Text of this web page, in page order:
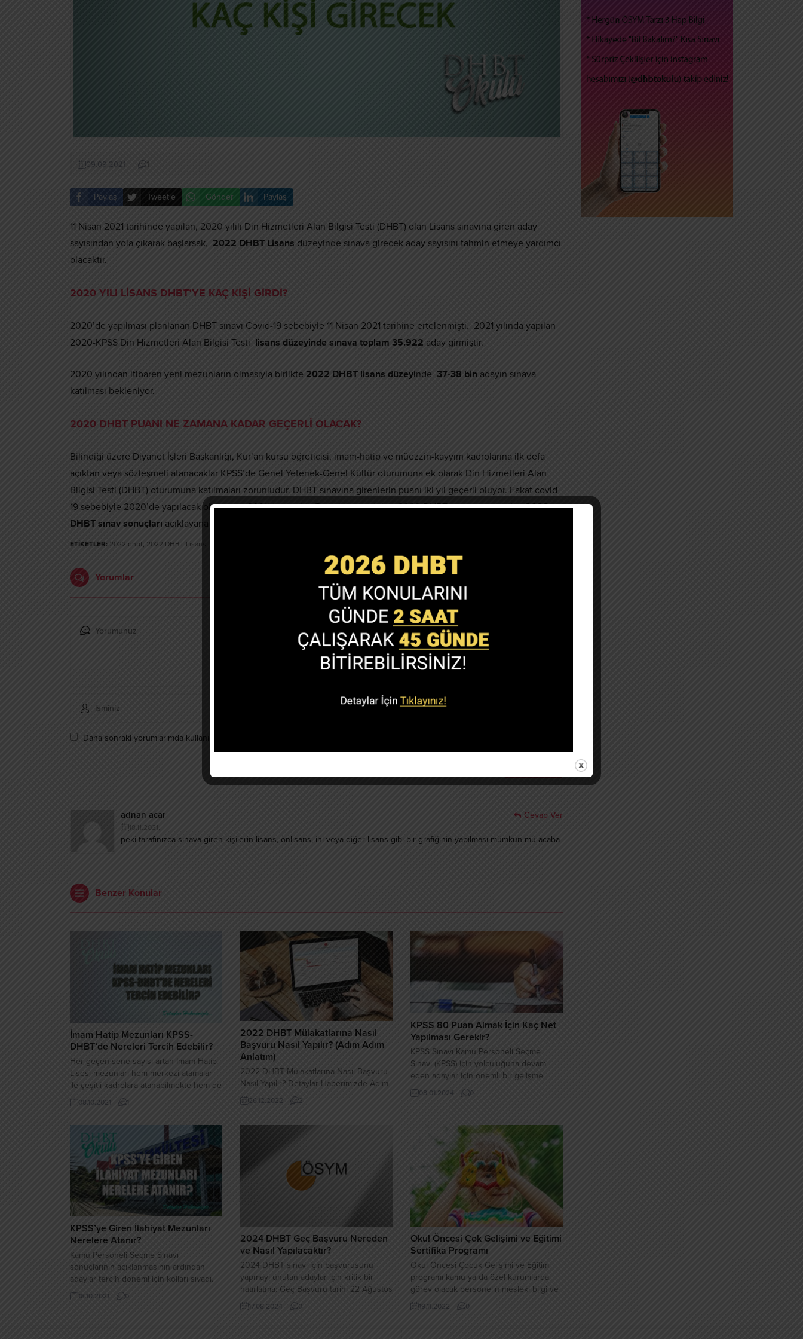
09.09.2021 1
Paylaş Tweetle Gönder Paylaş
11 Nisan 2021 tarihinde yapılan, 2020 yılılı Din Hizmetleri Alan Bilgisi Testi (DHBT) olan Lisans sınavına giren aday
sayısından yola çıkarak başlarsak, 2022 DHBT Lisans düzeyinde sınava girecek aday sayısını tahmin etmeye yardımcı
olacaktır.
2020 YILI LİSANS DHBT’YE KAÇ KİŞİ GİRDİ?
2020’de yapılması planlanan DHBT sınavı Covid-19 sebebiyle 11 Nisan 2021 tarihine ertelenmişti. 2021 yılında yapılan
2020-KPSS Din Hizmetleri Alan Bilgisi Testi lisans düzeyinde sınava toplam 35.922 aday girmiştir.
2020 yılından itibaren yeni mezunların olmasıyla birlikte 2022 DHBT lisans düzeyinde 37-38 bin adayın sınava
katılması bekleniyor.
2020 DHBT PUANI NE ZAMANA KADAR GEÇERLİ OLACAK?
Bilindiği üzere Diyanet İşleri Başkanlığı, Kur’an kursu öğreticisi, imam-hatip ve müezzin-kayyım kadrolarına ilk defa
açıktan veya sözleşmeli atanacaklar KPSS’de Genel Yetenek-Genel Kültür oturumuna ek olarak Din Hizmetleri Alan
Bilgisi Testi (DHBT) oturumuna katılmaları zorunludur. DHBT sınavına girenlerin puanı iki yıl geçerli oluyor. Fakat covid-
19 sebebiyle 2020’de yapılacak olan sınav 2021’de yapıldı. Bu sebepten dolayı 2020 DHBT sınavının puanları2022
DHBT sınav sonuçları açıklayana kadar geçerli olacaktır.
ETİKETLER: 2022 dhbt 2022 DHBT Lisans
Yorumlar
Daha sonraki yorumlarımda kullanılması için adım, e-posta adresim ve site adresim bu tarayıcıya kaydedilsin.
adnan acar
18.11.2021,
peki tarafınızca sınava giren kişilerin lisans, önlisans, ihl veya diğer lisans gibi bir grafiğinin yapılması mümkün mü acaba
Cevap Ver
Benzer Konular
İmam Hatip Mezunları KPSS-
DHBT’de Nereleri Tercih Edebilir?
Her geçen sene sayısı artan İmam Hatip
Lisesi mezunları hem merkezi atamalar
ile çeşitli kadrolara atanabilmekte hem de
”Din Hizmetleri Alan Bilgisi Testi (DHBT)”
sınavına katılıp yeterli puanı alarak
kadrolara yerleşebilmektedir. Merkezi
Atama Nedir? Merkezi atama dediğimiz
şey şudur: Ortaöğretim KPSS oturumu
yapılır. Adayların puanı...
08.10.2021 1
2022 DHBT Mülakatlarına Nasıl
Başvuru Nasıl Yapılır? (Adım Adım
Anlatım)
2022 DHBT Mülakatlarına Nasıl Başvuru
Nasıl Yapılır? Detaylar Haberimizde Adım
Adım Anlatılmıştır!
26.12.2022 2
KPSS 80 Puan Almak İçin Kaç Net
Yapılması Gerekir?
KPSS Sınavı Kamu Personeli Seçme
Sınavı (KPSS) için yolculuğuna devam
eden adaylar için önemli bir gelişme
yaşandı. 80 puanlık hedefi yakalamak
isteyen adaylar için gereken net sayılar
net bir rehber sunuyor. 80 Puan Almak
İçin Gerekli Netler KPSS’de 80 puan elde
etmeyi amaçlayan adayların,...
08.01.2024 0
KPSS’ye Giren İlahiyat Mezunları
Nerelere Atanır?
Kamu Personeli Seçme Sınavı
sonuçlarının açıklanmasının ardından
adaylar tercih dönemi için kolları sıvadı.
Üniversitelerin 4 yıllık ve 2 yıllık ilahiyat
bölümlerinden mezun olan adaylar, kaç
18.10.2021 0
2024 DHBT Geç Başvuru Nereden
ve Nasıl Yapılacaktır?
2024 DHBT sınavı için başvurusunu
yapmayı unutan adaylar için kritik bir
hatırlatma: Geç Başvuru tarihi 22 Ağustos
2024 Perşembe günü saat 23:59’a kadar
gerçekleştirilebilecek. Ancak bu sürenin
17.08.2024 0
Okul Öncesi Çok Gelişimi ve Eğitimi
Sertifika Programı
Okul Öncesi Çocuk Gelişimi ve Eğitim
programı kamu ya da özel kurumlarda
görev olacak personelin mesleki bilgi ve
tecrübeyi kazandırma amacıyla
hazırlanmıştır
19.11.2022 0